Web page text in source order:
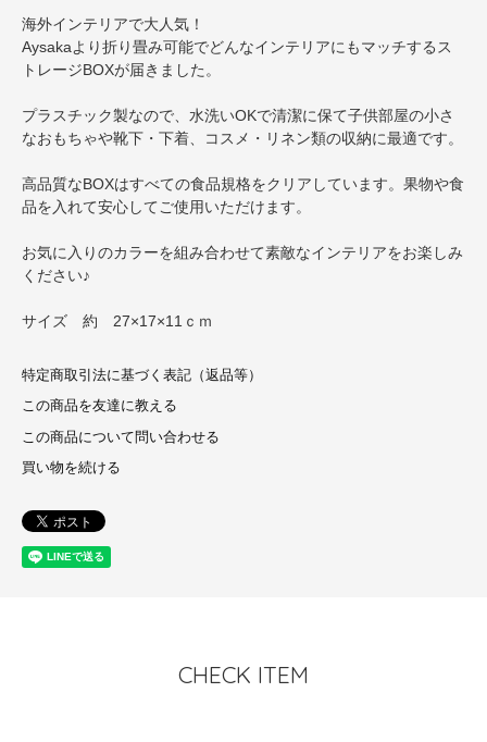
海外インテリアで大人気！
Aysakaより折り畳み可能でどんなインテリアにもマッチするス
トレージBOXが届きました。
プラスチック製なので、水洗いOKで清潔に保て子供部屋の小さ
なおもちゃや靴下・下着、コスメ・リネン類の収納に最適です。
高品質なBOXはすべての食品規格をクリアしています。果物や食
品を入れて安心してご使用いただけます。
お気に入りのカラーを組み合わせて素敵なインテリアをお楽しみ
ください♪
サイズ 約 27×17×11ｃｍ
特定商取引法に基づく表記（返品等）
この商品を友達に教える
この商品について問い合わせる
買い物を続ける
CHECK ITEM